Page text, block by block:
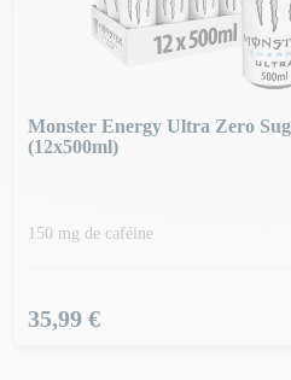
Monster Energy Ultra Zero
(12x500ml)
150 mg de caféine
Prix
35,99 €